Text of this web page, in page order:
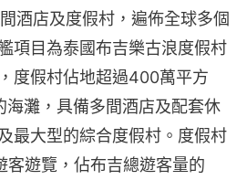
酒店及度假村，遍佈全球多個
項目為泰國布吉樂古浪度假村
度假村佔地超過400萬平方
海灘，具備多間酒店及配套休
最大型的綜合度假村。度假村
客遊覽，佔布吉總遊客量的